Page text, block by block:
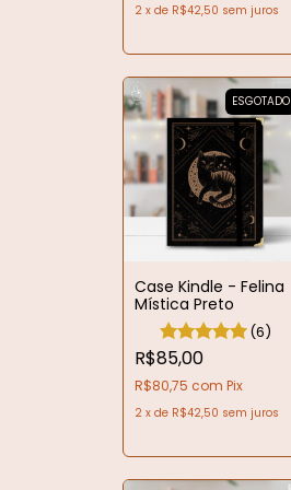
2 x de R$42,50 sem juros
ESGOTADO
Case Kindle - Felina
Mística Preto
(6)
R$85,00
R$80,75 com Pix
2 x de R$42,50 sem juros